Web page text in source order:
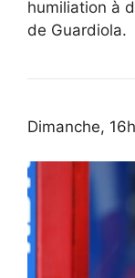
humiliation à
de Guardiola.
Dimanche,